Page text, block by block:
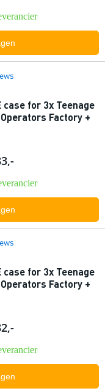
case for 3x Teenage
Factory +
case for 3x Teenage
Factory +